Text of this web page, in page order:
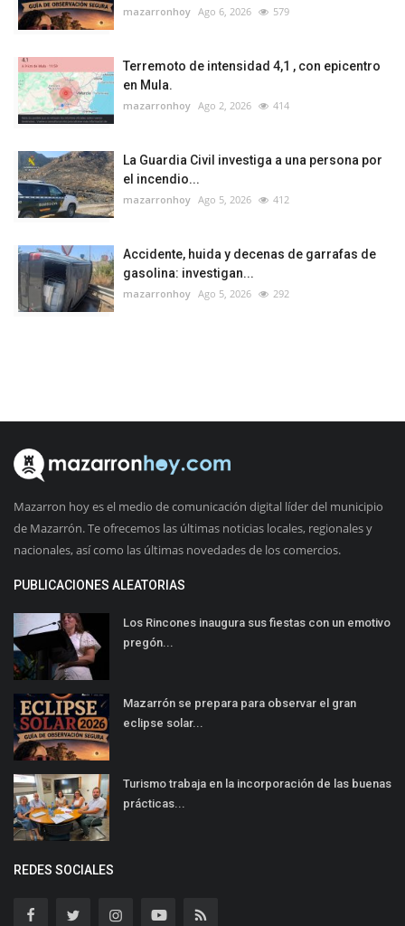
mazarronhoy Ago 6, 2026 579
Terremoto de intensidad 4,1 , con epicentro
en Mula.
mazarronhoy Ago 2, 2026 414
La Guardia Civil investiga a una persona por
el incendio...
mazarronhoy Ago 5, 2026 412
Accidente, huida y decenas de garrafas de
gasolina: investigan...
mazarronhoy Ago 5, 2026 292
Mazarron hoy es el medio de comunicación digital líder del municipio
de Mazarrón. Te ofrecemos las últimas noticias locales, regionales y
nacionales, así como las últimas novedades de los comercios.
PUBLICACIONES ALEATORIAS
Los Rincones inaugura sus fiestas con un emotivo
pregón...
Mazarrón se prepara para observar el gran
eclipse solar...
Turismo trabaja en la incorporación de las buenas
prácticas...
REDES SOCIALES